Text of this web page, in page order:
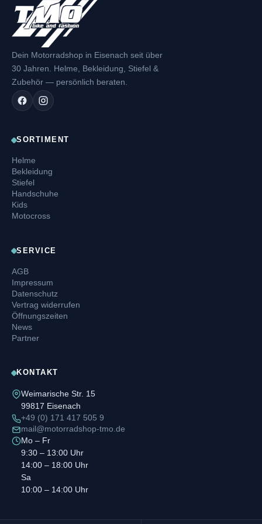
Dein Motorradshop in Eisenach seit über
30 Jahren. Helme, Bekleidung, Stiefel &
Zubehör — persönlich beraten.
SORTIMENT
Helme
Bekleidung
Stiefel
Handschuhe
Kids
Motocross
SERVICE
AGB
Impressum
Datenschutz
Vertrag widerrufen
Öffnungszeiten
News
Partner
KONTAKT
Weimarische Str. 15
99817 Eisenach
+49 (0) 171 417 505 9
mail@motorradshop-tmo.de
Mo – Fr
9:30 – 13:00 Uhr
14:00 – 18:00 Uhr
Sa
10:00 – 14:00 Uhr